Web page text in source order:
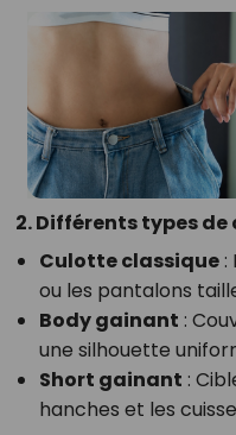
2. Différents types
Culotte classique:
ou les pantalons
Body gainant :
une silhouette
Short gainant :
hanches et les